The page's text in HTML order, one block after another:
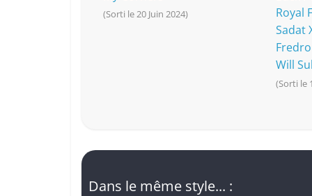
(Sorti le 20 Juin 2024)
Royal
Sadat
Will
(Sorti le
Dans le même style... :